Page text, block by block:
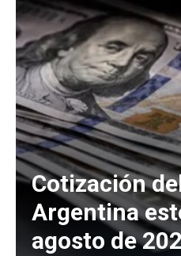
Cotización
Argentina
agosto de